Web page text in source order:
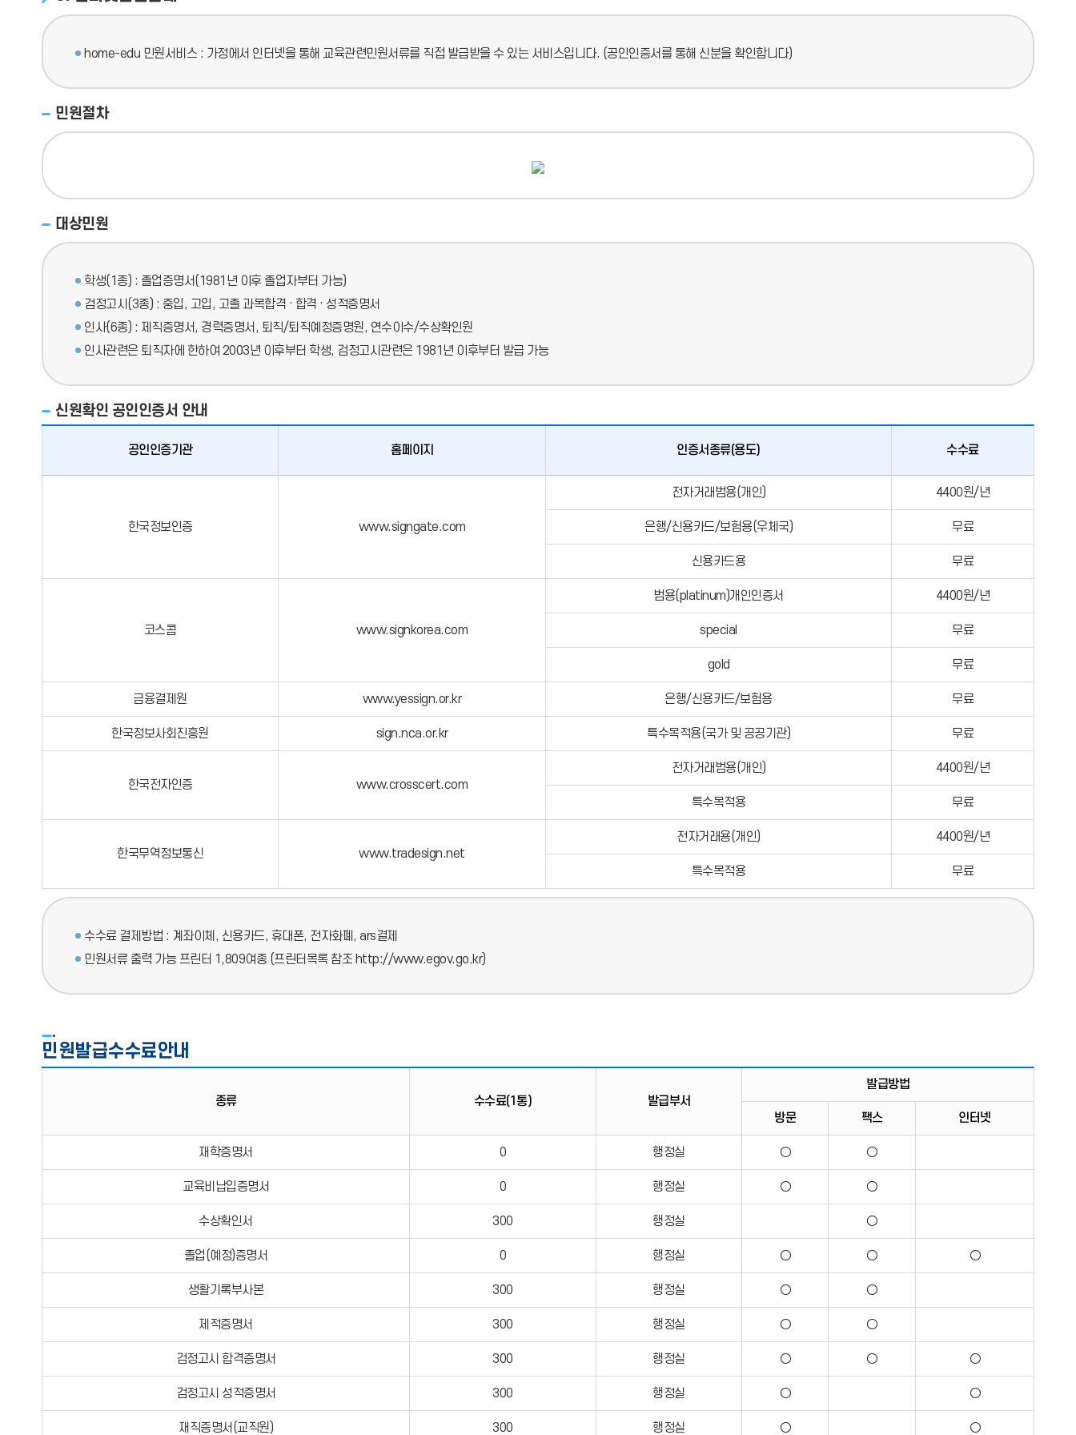
home-edu 민원서비스 : 가정에서 인터넷을 통해 교육관련민원서류를 직접 발급받을 수 있는 서비스입니다. (공인인증서를 통해 신분을 확인합니다)
민원절차
대상민원
학생(1종) : 졸업증명서(1981년 이후 졸업자부터 가능)
검정고시(3종) : 중입, 고입, 고졸 과목합격 · 합격 · 성적증명서
인사(6종) : 제직증명서, 경력증명서, 퇴직/퇴직예정증명원, 연수이수/수상확인원
인사관련은 퇴직자에 한하여 2003년 이후부터 학생, 검정고시관련은 1981년 이후부터 발급 가능
신원확인 공인인증서 안내
공인인증기관 홈페이지 인증서종류(용도) 수수료
한국정보인증 www.signgate.com
전자거래범용(개인) 4400원/년
은행/신용카드/보험용(우체국) 무료
신용카드용 무료
코스콤 www.signkorea.com
범용(platinum)개인인증서 4400원/년
special 무료
gold 무료
금융결제원 www.yessign.or.kr 은행/신용카드/보험용 무료
한국정보사회진흥원 sign.nca.or.kr 특수목적용(국가 및 공공기관) 무료
한국전자인증 www.crosscert.com
전자거래범용(개인) 4400원/년
특수목적용 무료
한국무역정보통신 www.tradesign.net
전자거래용(개인) 4400원/년
특수목적용 무료
수수료 결제방법 : 계좌이체, 신용카드, 휴대폰, 전자화폐, ars결제
민원서류 출력 가능 프린터 1,809여종 (프린터목록 참조 http://www.egov.go.kr)
민원발급수수료안내
종류
수수료(1통) 발급부서
발급방법
방문 팩스 인터넷
재학증명서 0 행정실 ○ ○
교육비납입증명서 0 행정실 ○ ○
수상확인서 300 행정실 ○
졸업(예정)증명서 0 행정실 ○ ○ ○
생활기록부사본 300 행정실 ○ ○
제적증명서 300 행정실 ○ ○
검정고시 합격증명서 300 행정실 ○ ○ ○
검정고시 성적증명서 300 행정실 ○ ○
재직증명서(교직원) 300 행정실 ○ ○